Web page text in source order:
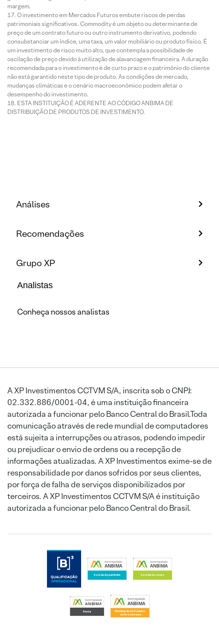
margem.
O investimento em Mercados Futuros embute riscos de perdas
patrimoniais significativos. Commodity é um objeto ou determinante de
preço de um contrato futuro ou outro instrumento derivativo, podendo
consubstanciar um índice, uma taxa, um valor mobiliário ou produto físico. É
um investimento de risco muito alto, que contempla a possibilidade de
oscilação de preço devido à utilização de alavancagem financeira. A duração
recomendada para o investimento é de curto prazo e o patrimônio do cliente
não está garantido neste tipo de produto. As condições de mercado,
mudanças climáticas e o cenário macroeconômico podem afetar o
desempenho do investimento.
ESTA INSTITUIÇÃO É ADERENTE AO CÓDIGO ANBIMA DE
DISTRIBUIÇÃO DE PRODUTOS DE INVESTIMENTO.
Análises
Recomendações
Grupo XP
Analistas
Conheça nossos analistas
A XP Investimentos CCTVM S/A, inscrita sob o CNPJ:
02.332.886/0001-04, é uma instituição financeira
autorizada a funcionar pelo Banco Central do Brasil.Toda
comunicação através de rede mundial de computadores
está sujeita a interrupções ou atrasos, podendo impedir
ou prejudicar o envio de ordens ou a recepção de
informações atualizadas. A XP Investimentos exime-se de
responsabilidade por danos sofridos por seus clientes,
por força de falha de serviços disponibilizados por
terceiros. A XP Investimentos CCTVM S/A é instituição
autorizada a funcionar pelo Banco Central do Brasil.